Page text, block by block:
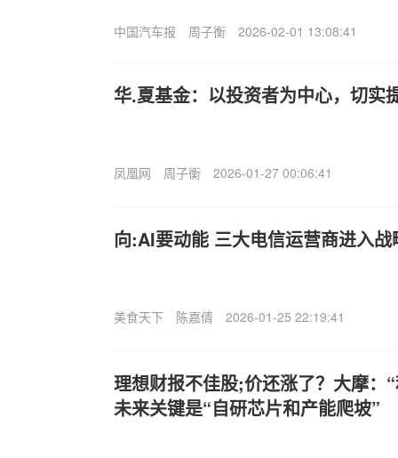
中国汽车报 周子衡 2026-02-01 13:08:41
华.夏基金：以投资者为中心，切实
凤凰网 周子衡 2026-01-27 00:06:41
向:AI要动能 三大电信运营商进入战
美食天下 陈嘉倩 2026-01-25 22:19:41
理想财报不佳股;价还涨了？大摩：
未来关键是“自研芯片和产能爬坡”